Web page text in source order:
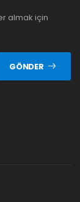
almak için
GÖNDER